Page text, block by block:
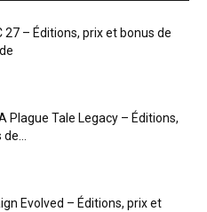
27 – Éditions, prix et bonus de
Plague Tale Legacy – Éditions,
Evolved – Éditions, prix et